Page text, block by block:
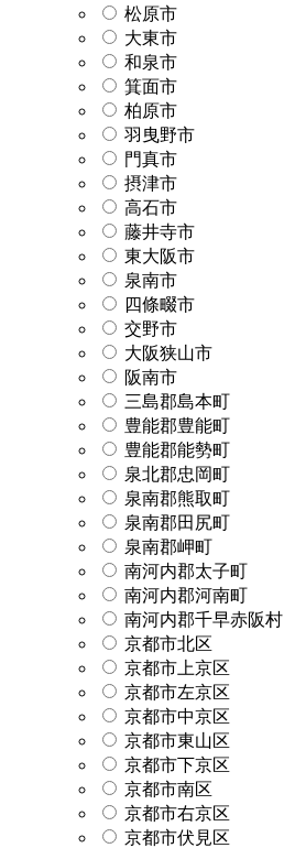
松原市
大東市
和泉市
箕面市
柏原市
羽曳野市
門真市
摂津市
高石市
藤井寺市
東大阪市
泉南市
四條畷市
交野市
大阪狭山市
阪南市
三島郡島本町
豊能郡豊能町
豊能郡能勢町
泉北郡忠岡町
泉南郡熊取町
泉南郡田尻町
泉南郡岬町
南河内郡太子町
南河内郡河南町
南河内郡千早赤阪村
京都市北区
京都市上京区
京都市左京区
京都市中京区
京都市東山区
京都市下京区
京都市南区
京都市右京区
京都市伏見区